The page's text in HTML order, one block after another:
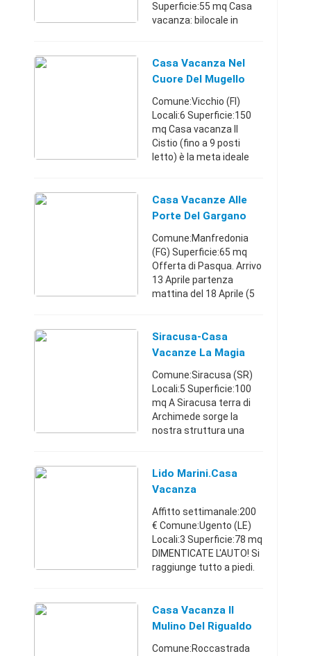
Superficie:55 mq Casa
vacanza: bilocale in
o anche settimanale o
giornaliero. appart ...
Casa Vacanza Nel
Cuore Del Mugello
Comune:Vicchio (FI)
Locali:6 Superficie:150
mq Casa vacanza Il
Cistio (fino a 9 posti
letto) è la meta ideale
toscana. Casa vacanza Il
Cistio è situata tra ...
Casa Vacanze Alle
Porte Del Gargano
Comune:Manfredonia
(FG) Superficie:65 mq
Offerta di Pasqua. Arrivo
13 Aprile partenza
mattina del 18 Aprile (5
vacanze 4 posti letto,
con giardino in zona ...
Siracusa-Casa
Vacanze La Magia
Del Natale
Comune:Siracusa (SR)
Locali:5 Superficie:100
mq A Siracusa terra di
Archimede sorge la
nostra struttura una
capace di ospitare fino a
5 persone.all'in ...
Lido Marini.Casa
Vacanza
2018.Maldive Del
Salento
Affitto settimanale:200
€ Comune:Ugento (LE)
Locali:3 Superficie:78 mq
DIMENTICATE L'AUTO! Si
raggiunge tutto a piedi.
GRUPPI DI FAMIGLIE
GRUPPI DI AMICI Aff ...
Casa Vacanza Il
Mulino Del Rigualdo
Comune:Roccastrada